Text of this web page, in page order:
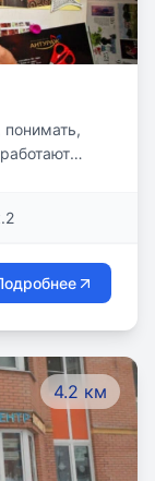
4.2 км